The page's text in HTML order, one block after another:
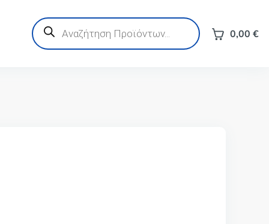
Products
search 0,00 €